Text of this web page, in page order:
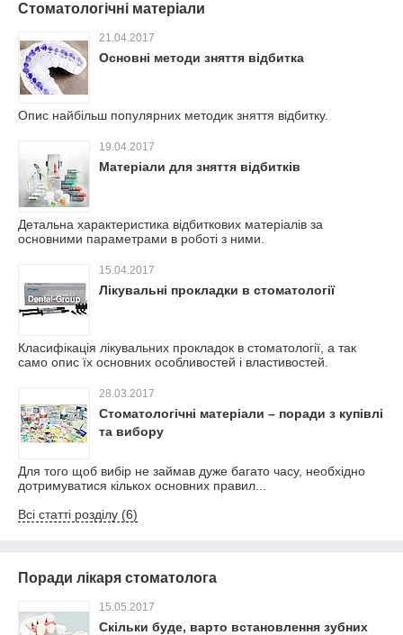
Стоматологічні матеріали
21.04.2017
Основні методи зняття відбитка
Опис найбільш популярних методик зняття відбитку.
19.04.2017
Матеріали для зняття відбитків
Детальна характеристика відбиткових матеріалів за
основними параметрами в роботі з ними.
15.04.2017
Лікувальні прокладки в стоматології
Класифікація лікувальних прокладок в стоматології, а так
само опис їх основних особливостей і властивостей.
28.03.2017
Стоматологічні матеріали – поради з купівлі
та вибору
Для того щоб вибір не займав дуже багато часу, необхідно
дотримуватися кількох основних правил...
Всі статті розділу (6)
Поради лікаря стоматолога
15.05.2017
Скільки буде, варто встановлення зубних